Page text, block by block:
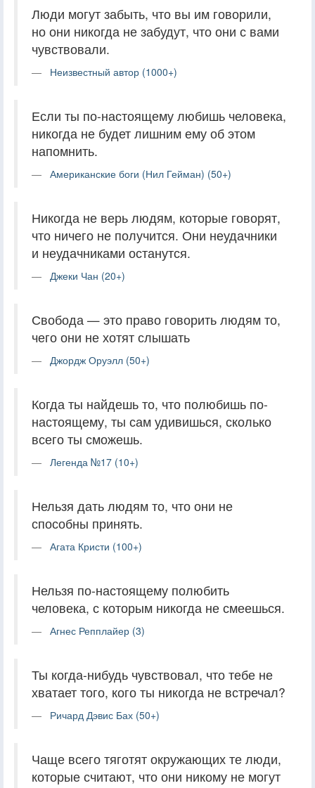
Люди могут забыть, что вы им говорили,
но они никогда не забудут, что они с вами
чувствовали.
Неизвестный автор (1000+)
Если ты по-настоящему любишь человека,
никогда не будет лишним ему об этом
напомнить.
Американские боги (Нил Гейман) (50+)
Никогда не верь людям, которые говорят,
что ничего не получится. Они неудачники
и неудачниками останутся.
Джеки Чан (20+)
Свобода — это право говорить людям то,
чего они не хотят слышать
Джордж Оруэлл (50+)
Когда ты найдешь то, что полюбишь по-
настоящему, ты сам удивишься, сколько
всего ты сможешь.
Легенда №17 (10+)
Нельзя дать людям то, что они не
способны принять.
Агата Кристи (100+)
Нельзя по-настоящему полюбить
человека, с которым никогда не смеешься.
Агнес Репплайер (3)
Ты когда-нибудь чувствовал, что тебе не
хватает того, кого ты никогда не встречал?
Ричард Дэвис Бах (50+)
Чаще всего тяготят окружающих те люди,
которые считают, что они никому не могут